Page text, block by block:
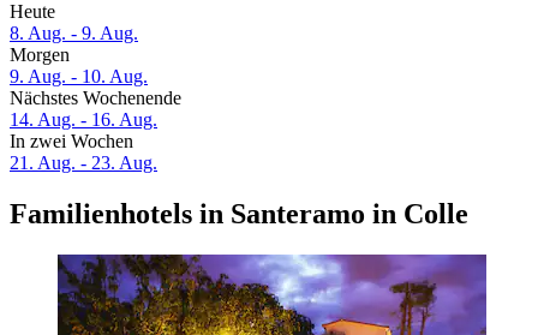
Heute
8. Aug. - 9. Aug.
Morgen
9. Aug. - 10. Aug.
Nächstes Wochenende
14. Aug. - 16. Aug.
In zwei Wochen
21. Aug. - 23. Aug.
Familienhotels in Santeramo in Colle